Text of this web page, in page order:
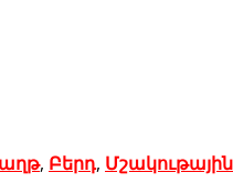
, Բերդ, Մշակութային